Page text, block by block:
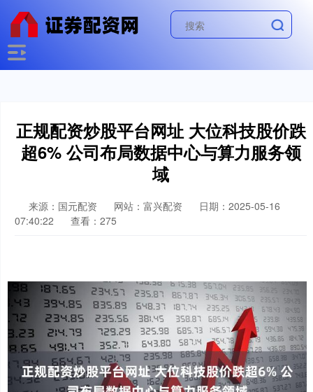
正规配资炒股平台网址 大位科技股价跌
超6% 公司布局数据中心与算力服务领
域
来源：国元配资 网站：富兴配资
日期：2025-05-16
07:40:22
查看：275